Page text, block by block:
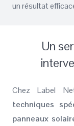
un résultat
Un
Chez Label
techniques
panneaux